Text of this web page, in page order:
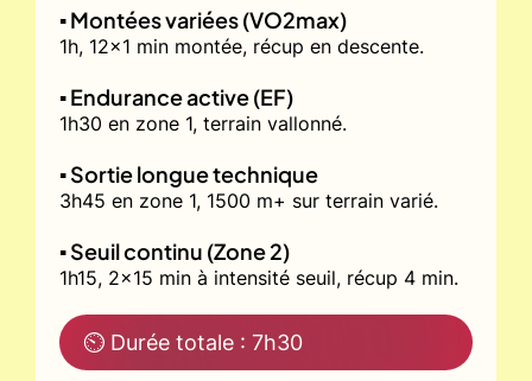
▪️ Montées variées (VO2max)
1h, 12x1 min montée, récup en descente.
▪️ Endurance active (EF)
1h30 en zone 1, terrain vallonné.
▪️ Sortie longue technique
3h45 en zone 1, 1500 m+ sur terrain varié.
▪️ Seuil continu (Zone 2)
1h15, 2x15 min à intensité seuil, récup 4 min.
⏲ Durée totale : 7h30